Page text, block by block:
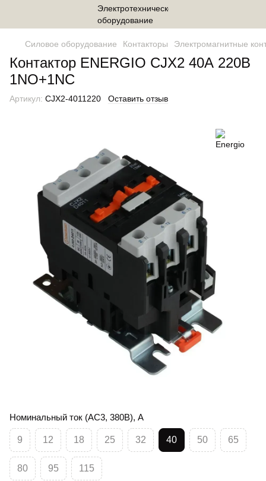
Силовое оборудование Контакторы Электромагнитные
Контактор ENERGIO CJX2 40А 220В
1NO+1NC
Артикул: CJX2-4011220 Оставить отзыв
Номинальный ток (AC3, 380В), А
9 12 18 25 32 40 50 65
80 95 115